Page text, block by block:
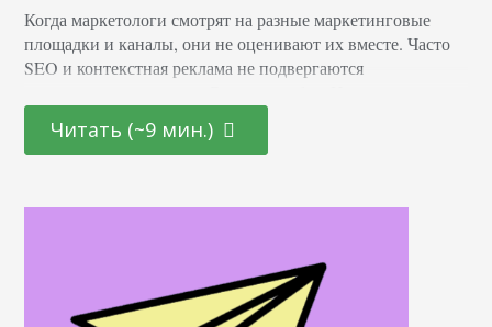
Когда маркетологи смотрят на разные маркетинговые
площадки и каналы, они не оценивают их вместе. Часто
SEO и контекстная реклама не подвергаются
оценивать и развивать органику и платную выдачу
вместе, можно получать больше бонусов. Так,
правильно сочетать данные из этих каналов…
Читать (~9 мин.)